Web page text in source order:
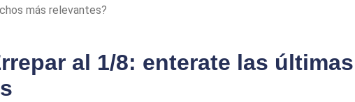
más relevantes?
al 1/8: enterate las últimas